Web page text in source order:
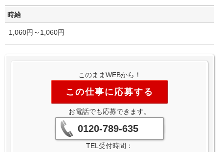
時給
1,060円～1,060円
このままWEBから！
この仕事に応募する
お電話でも応募できます。
0120-789-635
TEL受付時間：